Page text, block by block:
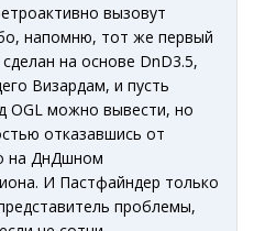
вызовут
напомню, тот же первый
на основе DnD3.5,
Визардам, и пусть
OGL можно вывести, но
отказавшись от
на ДнДшном
И Пастфайндер только
проблемы,